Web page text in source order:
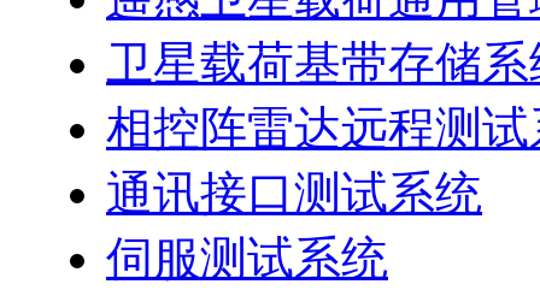
卫星载荷基带存储系
相控阵雷达远程测
通讯接口测试系统
伺服测试系统